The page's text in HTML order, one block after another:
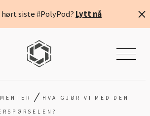
hørt siste #PolyPod? Lytt nå
/ HVA GJØR VI MED DEN